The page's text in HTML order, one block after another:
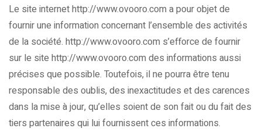
Le site internet http://www.ovooro.com a pour objet de
fournir une information concernant l’ensemble des activités
de la société. http://www.ovooro.com s’efforce de fournir
sur le site http://www.ovooro.com des informations aussi
précises que possible. Toutefois, il ne pourra être tenu
responsable des oublis, des inexactitudes et des carences
dans la mise à jour, qu’elles soient de son fait ou du fait des
tiers partenaires qui lui fournissent ces informations.